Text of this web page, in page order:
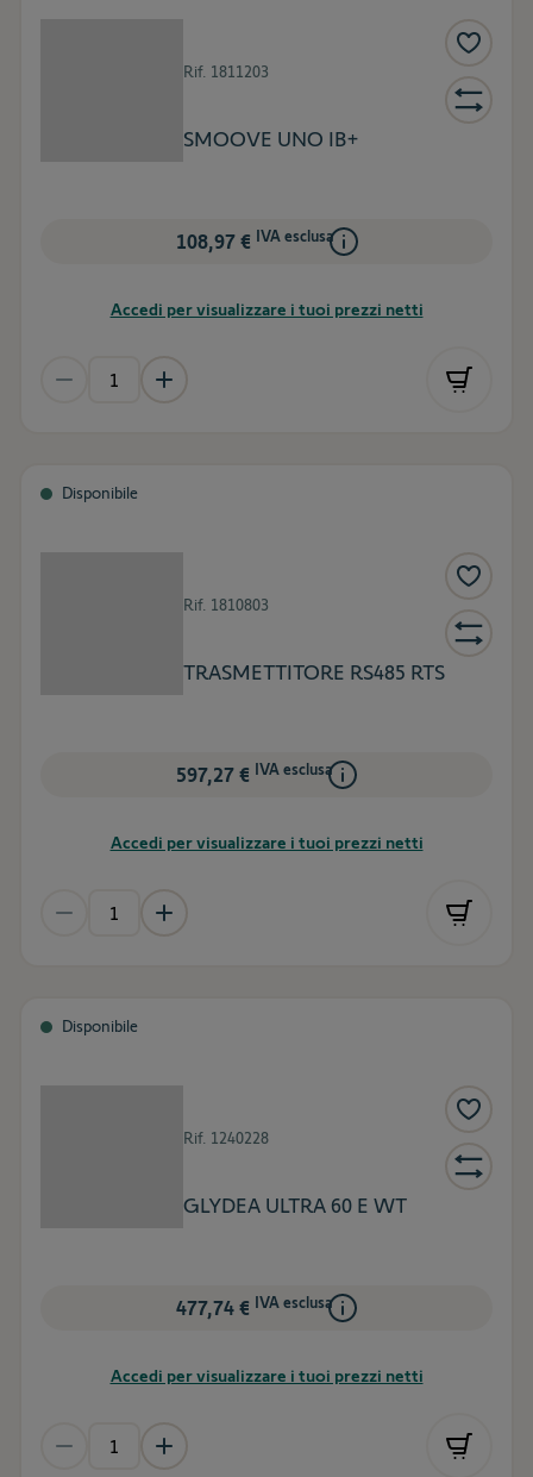
Rif. 1811203
SMOOVE UNO IB+
108,97 € IVA esclusa
Accedi per visualizzare i tuoi prezzi netti
Disponibile
Rif. 1810803
TRASMETTITORE RS485 RTS
597,27 € IVA esclusa
Accedi per visualizzare i tuoi prezzi netti
Disponibile
Rif. 1240228
GLYDEA ULTRA 60 E WT
477,74 € IVA esclusa
Accedi per visualizzare i tuoi prezzi netti